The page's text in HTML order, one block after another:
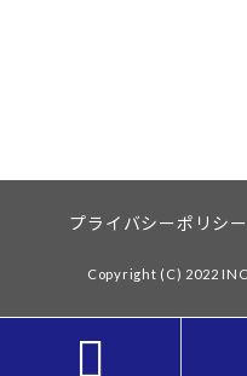
プライバシーポリシー
Copyright (C) 2022
